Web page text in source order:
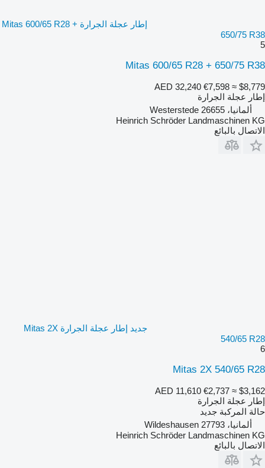
إطار عجلة الجرارة Mitas 600/65 R28 +
650/75 R38
5
Mitas 600/65 R28 + 650/75 R38
AED 32,240 €7,598 ≈ $8,779
إطار عجلة الجرارة
ألمانيا، 26655 Westerstede
Heinrich Schröder Landmaschinen KG
الاتصال بالبائع
جديد إطار عجلة الجرارة Mitas 2X
540/65 R28
6
Mitas 2X 540/65 R28
AED 11,610 €2,737 ≈ $3,162
إطار عجلة الجرارة
حالة المركبة جديد
ألمانيا، 27793 Wildeshausen
Heinrich Schröder Landmaschinen KG
الاتصال بالبائع